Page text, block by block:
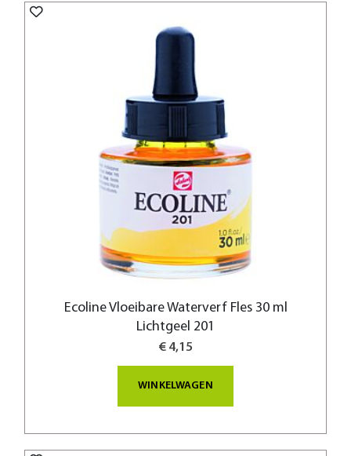
Ecoline Vloeibare Waterverf Fles 30 ml
Lichtgeel 201
€ 4,15
WINKELWAGEN